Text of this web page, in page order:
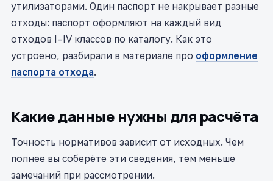
утилизаторами. Один паспорт не накрывает разные
отходы: паспорт оформляют на каждый вид
отходов I–IV классов по каталогу. Как это
устроено, разбирали в материале про оформление
паспорта отхода.
Какие данные нужны для расчёта
Точность нормативов зависит от исходных. Чем
полнее вы соберёте эти сведения, тем меньше
замечаний при рассмотрении.